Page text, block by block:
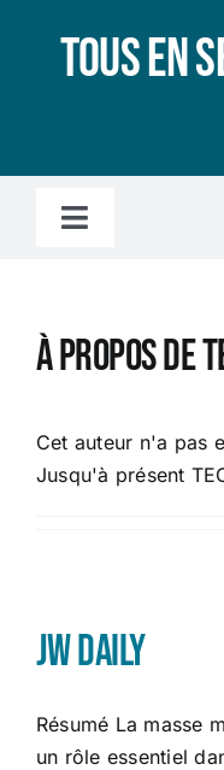
contenuTous en
Toggle
L’association
LA SLA, C’EST
À propos de
Cet auteur n'a pas
Jusqu'à présent
JW Daily
Résumé La masse
un rôle essentiel